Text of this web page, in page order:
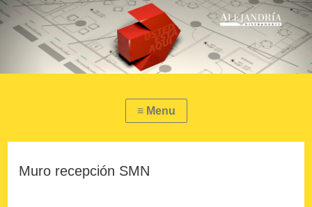
Muro recepción SMN